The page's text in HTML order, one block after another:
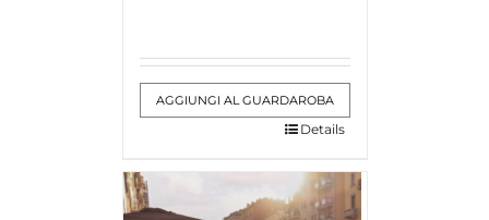
AGGIUNGI AL GUARDAROBA
Details